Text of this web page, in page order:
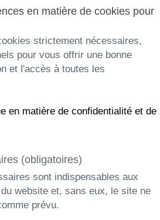
en matière de cookies pour
strictement nécessaires,
pour vous offrir une bonne
et l'accès à toutes les
en matière de confidentialité et de
(obligatoires)
sont indispensables aux
website et, sans eux, le site ne
prévu.